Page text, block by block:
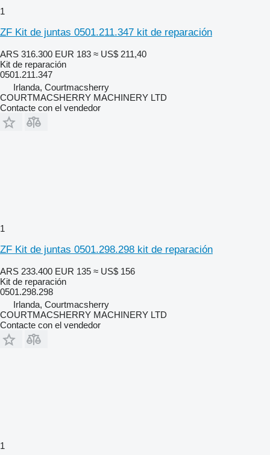
1
ZF Kit de juntas 0501.211.347 kit de reparación
ARS 316.300 EUR 183 ≈ US$ 211,40
Kit de reparación
0501.211.347
Irlanda, Courtmacsherry
COURTMACSHERRY MACHINERY LTD
Contacte con el vendedor
1
ZF Kit de juntas 0501.298.298 kit de reparación
ARS 233.400 EUR 135 ≈ US$ 156
Kit de reparación
0501.298.298
Irlanda, Courtmacsherry
COURTMACSHERRY MACHINERY LTD
Contacte con el vendedor
1